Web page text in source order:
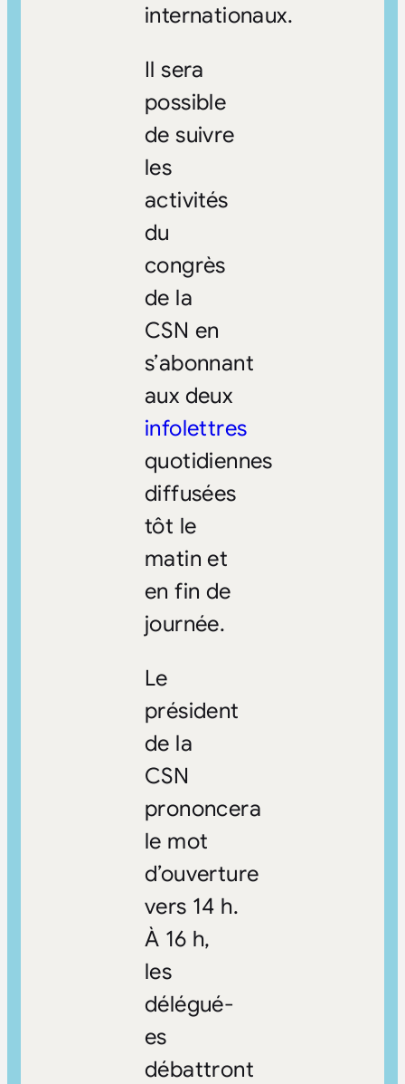
internationaux.
Il sera
possible
de suivre
les
activités
du
congrès
de la
CSN en
s’abonnant
aux deux
infolettres
quotidiennes
diffusées
tôt le
matin et
en fin de
journée.
Le
président
de la
CSN
prononcera
le mot
d’ouverture
vers 14 h.
À 16 h,
les
délégué-
es
débattront